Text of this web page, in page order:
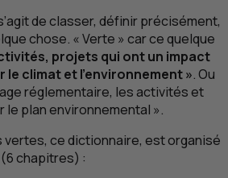
de classer, définir précisément,
chose. « Verte » car ce quelque
projets qui ont un impact
climat et l’environnement ». Ou
réglementaire, les activités et
le plan environnemental ».
ce dictionnaire, est organisé
chapitres) :